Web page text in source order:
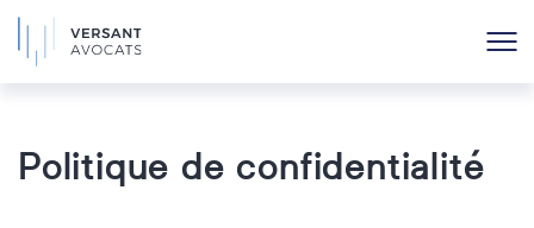
Politique de confidentialité